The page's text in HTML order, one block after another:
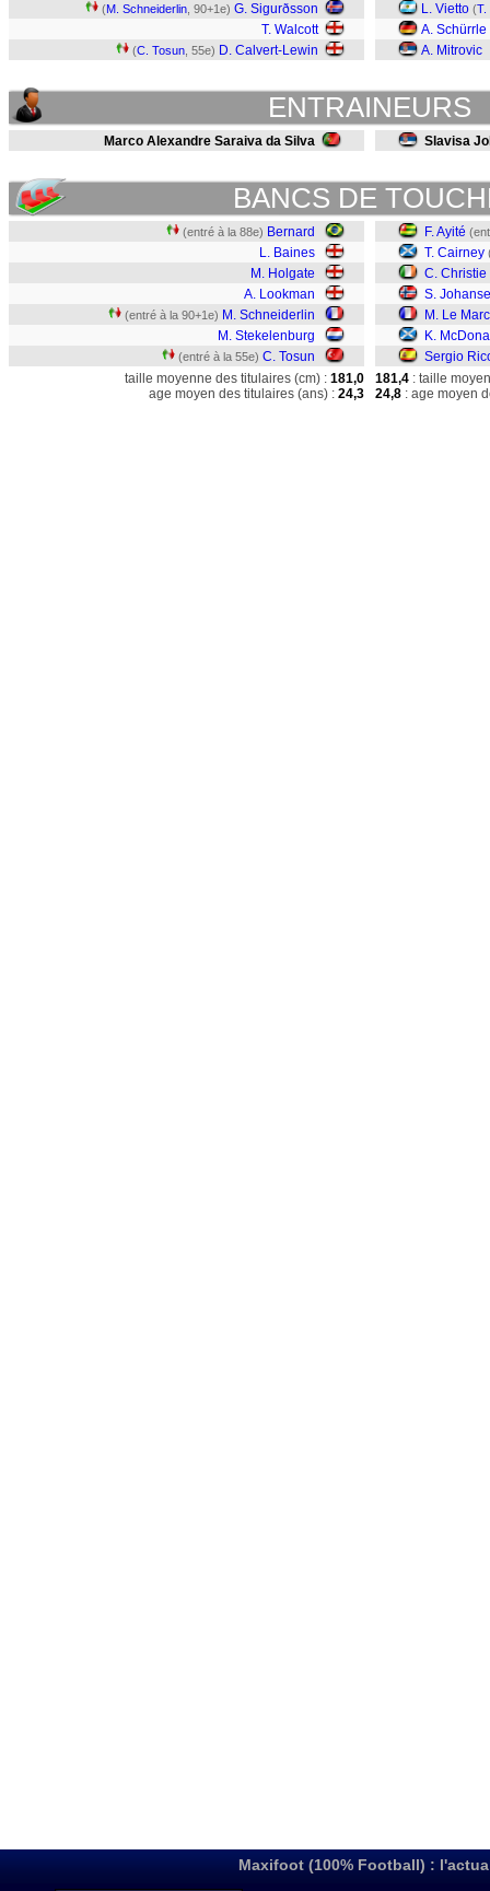
(M. Schneiderlin , 90+1e) G. Sigurðsson
T. Walcott
(C. Tosun , 55e) D. Calvert-Lewin
L. Vietto (T.
A. Schürrle
A. Mitrovic
ENTRAINEURS
Marco Alexandre Saraiva da Silva Slavisa
BANCS DE
(entré à la 88e) Bernard
L. Baines
M. Holgate
A. Lookman
(entré à la 90+1e) M. Schneiderlin
M. Stekelenburg
(entré à la 55e) C. Tosun
F. Ayité
T. Cairney
C. Christie
S.
M. Le
K.
Sergio
taille moyenne des titulaires (cm) : 181,0
age moyen des titulaires (ans) : 24,3
181,4 : taille
24,8 : age moyen
Maxifoot (100% Football) :